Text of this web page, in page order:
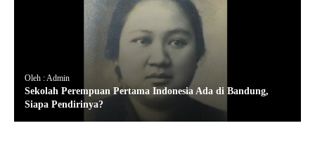
Oleh : Admin
Sekolah Perempuan Pertama Indonesia Ada di Bandung,
Siapa Pendirinya?